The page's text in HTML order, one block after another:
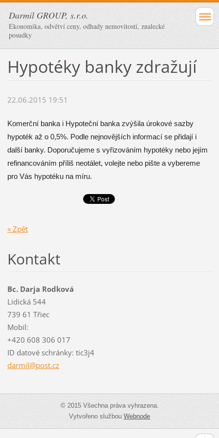
Darmil GROUP, s.r.o.
Ekonomika, odvětví ceny, odhady nemovitostí, znalecké
posudky
Hypotéky banky zdražují
22.06.2015 19:51
Komerční banka i Hypoteční banka zvýšila úrokové sazby
hypoték až o 0,5%. Podle nejnovějších informací se přidají i
další banky. Doporučujeme s vyřizováním hypotéky nebo jejím
refinancováním příliš neotálet, volejte nebo pište a vybereme
pro Vás hypotéku na míru.
« Zpět
Kontakt
Bc. Darja Rodková
Lidická 544
739 61 Třiec
Mobil:
+420 608 306 017
ID datové schránky: tic3j4
darmil@post.cz
© 2015 Všechna práva vyhrazena.
Vytvořeno službouWebnode